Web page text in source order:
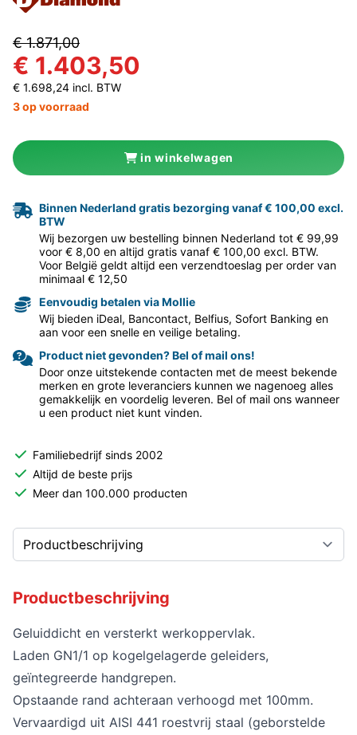
€ 1.871,00
€ 1.403,50
€ 1.698,24 incl. BTW
3 op voorraad
in winkelwagen
Binnen Nederland gratis bezorging vanaf € 100,00 excl.
BTW
Wij bezorgen uw bestelling binnen Nederland tot € 99,99
voor € 8,00 en altijd gratis vanaf € 100,00 excl. BTW.
Voor België geldt altijd een verzendtoeslag per order van
minimaal € 12,50
Eenvoudig betalen via Mollie
Wij bieden iDeal, Bancontact, Belfius, Sofort Banking en
aan voor een snelle en veilige betaling.
Product niet gevonden? Bel of mail ons!
Door onze uitstekende contacten met de meest bekende
merken en grote leveranciers kunnen we nagenoeg alles
gemakkelijk en voordelig leveren. Bel of mail ons wanneer
u een product niet kunt vinden.
Familiebedrijf sinds 2002
Altijd de beste prijs
Meer dan 100.000 producten
Productbeschrijving
Geluiddicht en versterkt werkoppervlak.
Laden GN1/1 op kogelgelagerde geleiders,
geïntegreerde handgrepen.
Opstaande rand achteraan verhoogd met 100mm.
Vervaardigd uit AISI 441 roestvrij staal (geborstelde